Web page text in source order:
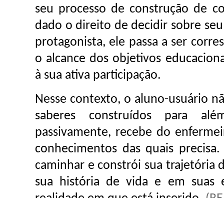
seu processo de construção de
dado o direito de decidir sobre
protagonista, ele passa a ser
o alcance dos objetivos
à sua ativa participação.
Nesse contexto, o aluno-usuário
saberes construídos para
passivamente, recebe do
conhecimentos das quais
caminhar e constrói sua trajetória
sua história de vida e em suas